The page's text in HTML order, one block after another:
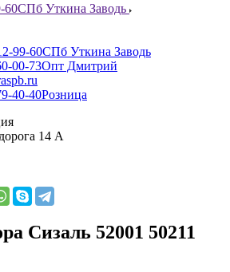
60СПб Уткина Заводь
99-60СПб Уткина Заводь
00-73Опт Дмитрий
40-40Розница
14 А
Сизаль 52001 50211